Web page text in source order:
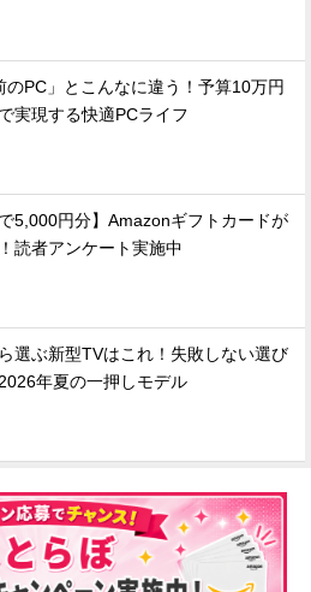
のPC」とこんなに違う！予算10万円
実現する快適PCライフ
で5,000円分】Amazonギフトカードが
読者アンケート実施中
選ぶ新型TVはこれ！失敗しない選び
年夏の一押しモデル